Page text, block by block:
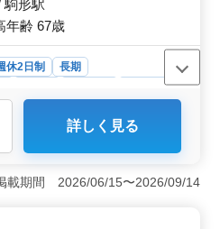
駒形駅
年齢 67歳
休2日制
長期
派遣社員
休二日制＞ 群馬県前橋市力
士の募集です。この求人は週
であるため、仕事とプライベ
詳しく見る
載期間 2026/06/15〜2026/09/14